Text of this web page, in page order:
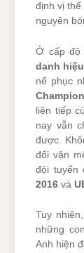
định vị thế
nguyên
Ở cấp độ
danh
nể phục
liên tiếp
nay vẫn
được.
đổi vận
đội tuyển
2016 và
Tuy
những
Anh hiện